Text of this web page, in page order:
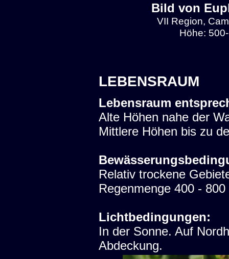
Bild von
VII Region,
Höhe:
LEBENSRAUM
Lebensraum
Alte Höhen nahe der
Mittlere Höhen bis zu
Relativ trockene
Regenmenge 400 -
Lichtbedingungen:
In der Sonne. Auf
Abdeckung.